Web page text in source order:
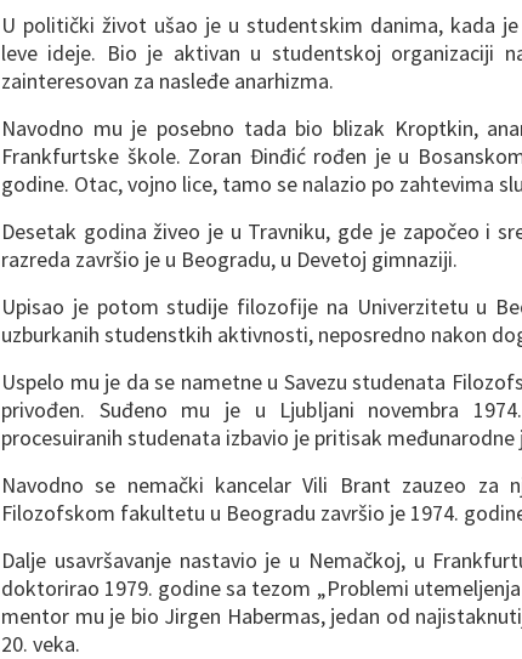
U politički život ušao je u studentskim danima, kada
leve ideje. Bio je aktivan u studentskoj organizaciji
zainteresovan za nasleđe anarhizma.
Navodno mu je posebno tada bio blizak Kroptkin,
Frankfurtske škole. Zoran Đinđić rođen je u
godine. Otac, vojno lice, tamo se nalazio po zahtevima
Desetak godina živeo je u Travniku, gde je započeo i
razreda završio je u Beogradu, u Devetoj gimnaziji.
Upisao je potom studije filozofije na Univerzitetu u
uzburkanih studenstkih aktivnosti, neposredno nakon
Uspelo mu je da se nametne u Savezu studenata
privođen. Suđeno mu je u Ljubljani novembra
procesuiranih studenata izbavio je pritisak međunarodne
Navodno se nemački kancelar Vili Brant zauzeo za
Filozofskom fakultetu u Beogradu završio je 1974.
Dalje usavršavanje nastavio je u Nemačkoj, u
doktorirao 1979. godine sa tezom „Problemi
mentor mu je bio Jirgen Habermas, jedan od
20. veka.